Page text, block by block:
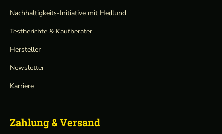
Nachhaltigkeits-Initiative mit Hedlund
Testberichte & Kaufberater
Hersteller
Newsletter
Karriere
Zahlung & Versand